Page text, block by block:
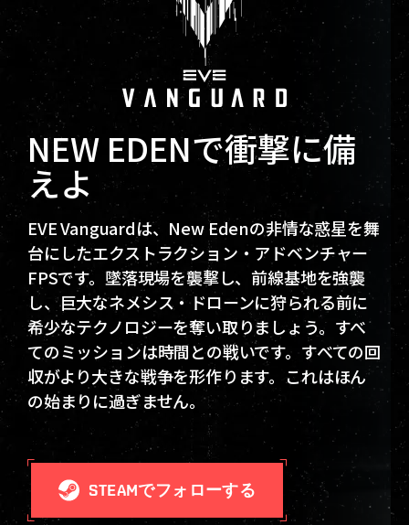
NEW EDENで衝撃に備
えよ
EVE Vanguardは、New Edenの非情な惑星を舞
台にしたエクストラクション・アドベンチャー
FPSです。墜落現場を襲撃し、前線基地を強襲
し、巨大なネメシス・ドローンに狩られる前に
希少なテクノロジーを奪い取りましょう。すべ
てのミッションは時間との戦いです。すべての回
収がより大きな戦争を形作ります。これはほん
の始まりに過ぎません。
STEAMでフォローする